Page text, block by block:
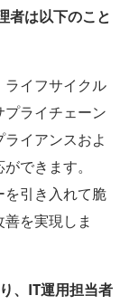
者は以下のこと
ライフサイクル
ライチェーン
イアンスおよ
できます。
引き入れて脆
を実現しま
、IT運用担当者